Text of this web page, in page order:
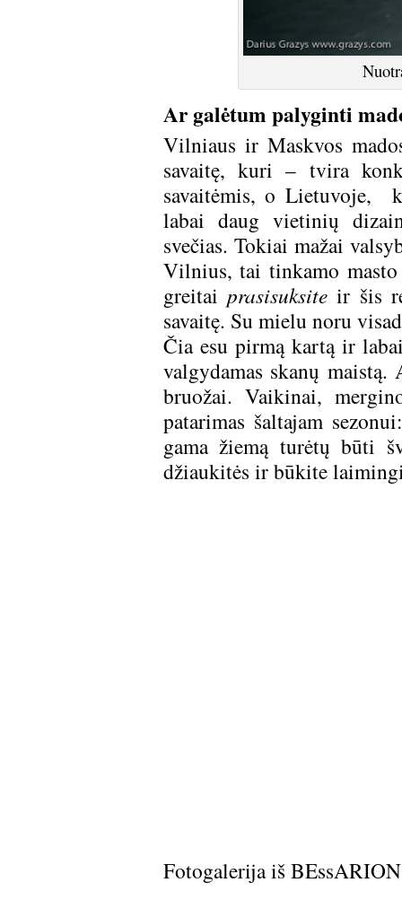
Ar galėtum palyginti
Vilniaus ir Maskvos
savaitę, kuri – tvira
savaitėmis, o Lietuvoje,
labai daug vietinių
svečias. Tokiai mažai
Vilnius, tai tinkamo
greitai prasisuksiteir šis
savaitę. Su mielu noru
Čia esu pirmą kartą ir
valgydamas skanų
bruožai. Vaikinai,
patarimas šaltajam
gama žiemą turėtų būti
džiaukitės ir būkite
Fotogalerija iš